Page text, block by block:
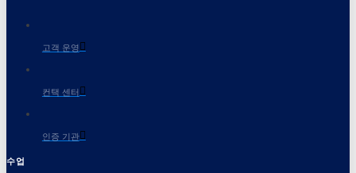
고객 운영
컨택 센터
인증 기관
수업